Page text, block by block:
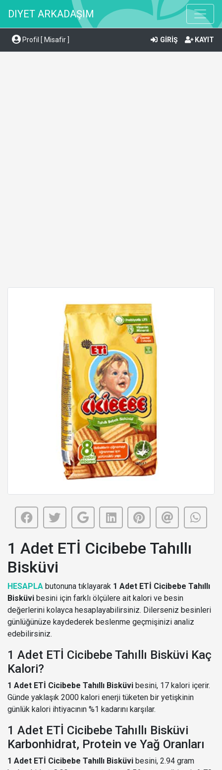
DIYET ARKADAŞIM
Profil [ Misafir ] GİRİŞ KAYIT
1 Adet ETİ Cicibebe Tahıllı
Bisküvi
HESAPLA butonuna tıklayarak 1 Adet ETİ Cicibebe Tahıllı
Bisküvi besini için farklı ölçülere ait kalori ve besin
değerlerini kolayca hesaplayabilirsiniz. Dilerseniz besinleri
günlüğünüze kaydederek beslenme geçmişinizi analiz
edebilirsiniz.
1 Adet ETİ Cicibebe Tahıllı Bisküvi Kaç
Kalori?
1 Adet ETİ Cicibebe Tahıllı Bisküvi besini, 17 kalori içerir.
Günde yaklaşık 2000 kalori enerji tüketen bir yetişkinin
günlük kalori ihtiyacının %1 kadarını karşılar.
1 Adet ETİ Cicibebe Tahıllı Bisküvi
Karbonhidrat, Protein ve Yağ Oranları
1 Adet ETİ Cicibebe Tahıllı Bisküvi besini, 2.94 gram